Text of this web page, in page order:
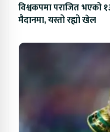
विश्वकपमा पराजित भएको
मैदानमा, यस्तो रह्यो खेल